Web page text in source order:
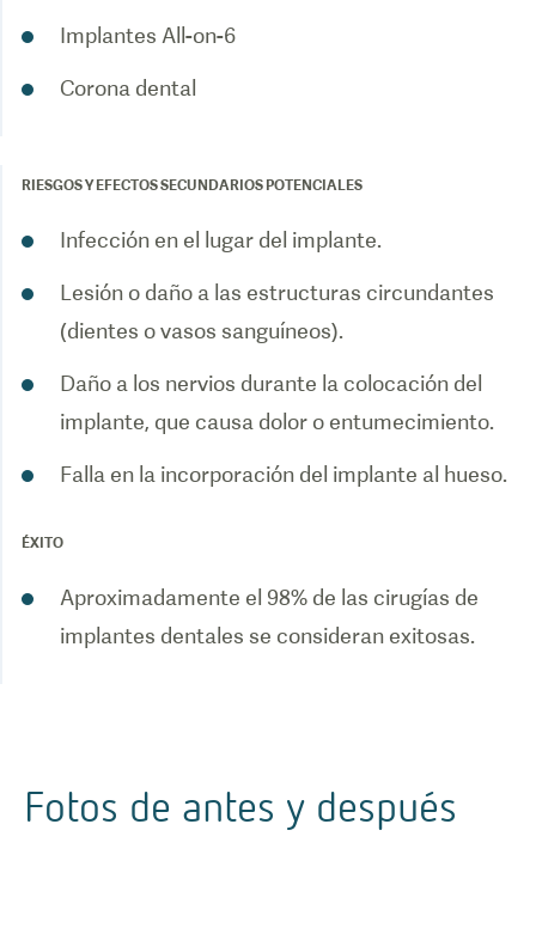
Implantes All-on-6
RIESGOS Y EFECTOS SECUNDARIOS POTENCIALES
Infección en el lugar del implante.
Lesión o daño a las estructuras circundantes
(dientes o vasos sanguíneos).
Daño a los nervios durante la colocación del
implante, que causa dolor o entumecimiento.
ÉXITO
Aproximadamente el 98% de las cirugías de
implantes dentales se consideran exitosas.
Fotos de antes y después